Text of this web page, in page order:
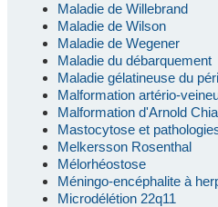
Maladie de Willebrand
Maladie de Wilson
Maladie de Wegener
Maladie du débarquement
Maladie gélatineuse du
Malformation artério-
Malformation d'Arnold
Mastocytose et
Melkersson Rosenthal
Mélorhéostose
Méningo-encéphalite à
Microdélétion 22q11